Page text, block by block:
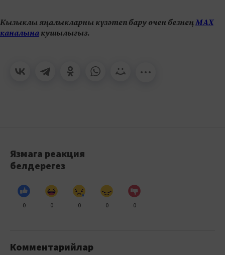
Кызыклы яңалыкларны күзәтеп бару өчен безнеңМАХ
каналынакушылыгыз.
Язмага реакция
белдерегез
0 0 0 0 0
Комментарийлар